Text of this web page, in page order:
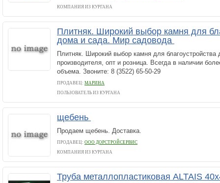
КОМПАНИЯ ИЗ КУРГАНА
Плитняк. Широкий выбор камня для
дома и сада. Мир садовода
Плитняк. Широкий выбор камня для
производителя, опт и розница. Всегда в наличии
объема. Звоните: 8 (3522) 65-50-29
ПРОДАВЕЦ: МАРИНА
ПОЛЬЗОВАТЕЛЬ ИЗ КУРГАНА
щебень
Продаем щебень. Доставка.
ПРОДАВЕЦ: ООО ДОРСТРОЙСЕРВИС
КОМПАНИЯ ИЗ КУРГАНА
Труба металлопластиковая ALTAIS